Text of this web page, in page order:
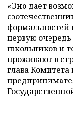
«Оно дает
формальностей
первую
школьников и
проживают в
глава